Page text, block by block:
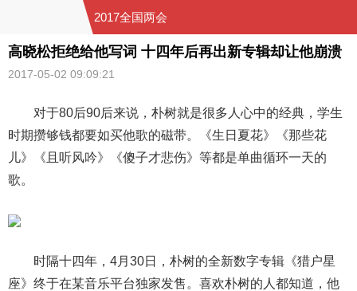
2017全国两会
高晓松拒绝给他写词 十四年后再出新专辑却让他崩溃
2017-05-02 09:09:21
对于80后90后来说，朴树就是很多人心中的经典，学生
时期攒够钱都要如买他歌的磁带。《生日夏花》《那些花
儿》《且听风吟》《傻子才悲伤》等都是单曲循环一天的
歌。
时隔十四年，4月30日，朴树的全新数字专辑《猎户星
座》终于在某音乐平台独家发售。喜欢朴树的人都知道，他